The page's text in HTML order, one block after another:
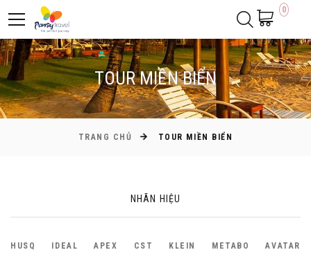
0
TOUR MIỀN BIỂN
TRANG CHỦ TOUR MIỀN BIỂN
NHÃN HIỆU
HUSQ IDEAL APEX CST KLEIN METABO
AVATAR